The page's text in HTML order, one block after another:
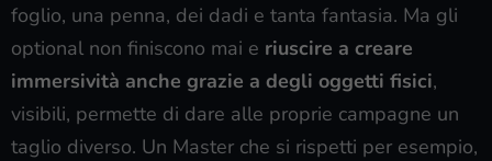
foglio, una penna, dei dadi e tanta fantasia. Ma gli
optional non finiscono mai e riuscire a creare
immersività anche grazie a degli oggetti fisici,
visibili, permette di dare alle proprie campagne un
taglio diverso. Un Master che si rispetti per esempio,